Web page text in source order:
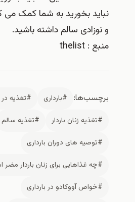
نباید بخورید به شما کمک می کند تا
و نوزادی سالم داشته باشید.
منبع : thelist
برچسب‌ها: #بارداری
#تغذیه در دوران
#تغذیه زنان باردار
#تغذیه سالم
#توصیه های دوران بارداری
#چه غذاهایی برای زنان باردار مضر است
#خواص آووکادو در بارداری